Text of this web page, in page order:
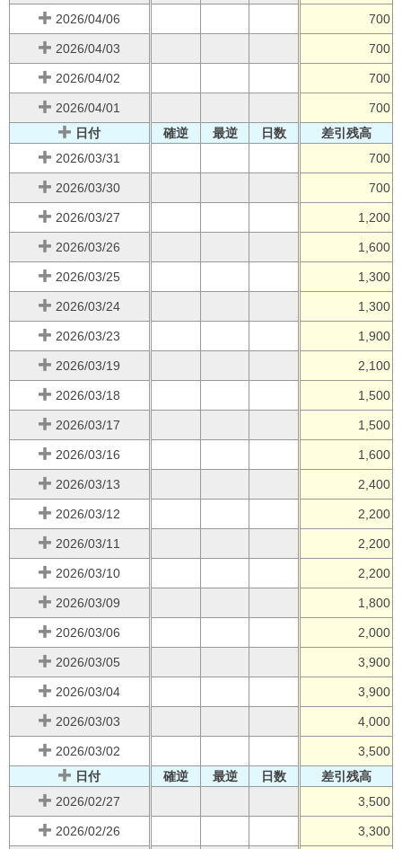
2026/04/06 700
2026/04/03 700
2026/04/02 700
2026/04/01
700
日付
確逆 最逆 日数
差引残高
2026/03/31
700
2026/03/30 700
2026/03/27 1,200
2026/03/26 1,600
2026/03/25 1,300
2026/03/24 1,300
2026/03/23 1,900
2026/03/19 2,100
2026/03/18 1,500
2026/03/17 1,500
2026/03/16 1,600
2026/03/13 2,400
2026/03/12 2,200
2026/03/11 2,200
2026/03/10 2,200
2026/03/09 1,800
2026/03/06 2,000
2026/03/05 3,900
2026/03/04 3,900
2026/03/03 4,000
2026/03/02
3,500
日付
確逆 最逆 日数
差引残高
2026/02/27
3,500
2026/02/26 3,300